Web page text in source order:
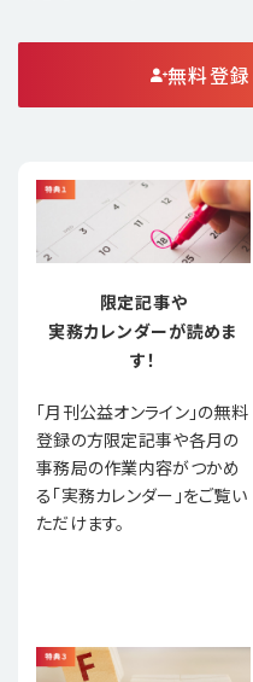
無料登録
限定記事や
実務カレンダーが読めま
す！
「月刊公益オンライン」の無料
登録の方限定記事や各月の
事務局の作業内容がつかめ
る「実務カレンダー」をご覧い
ただけます。